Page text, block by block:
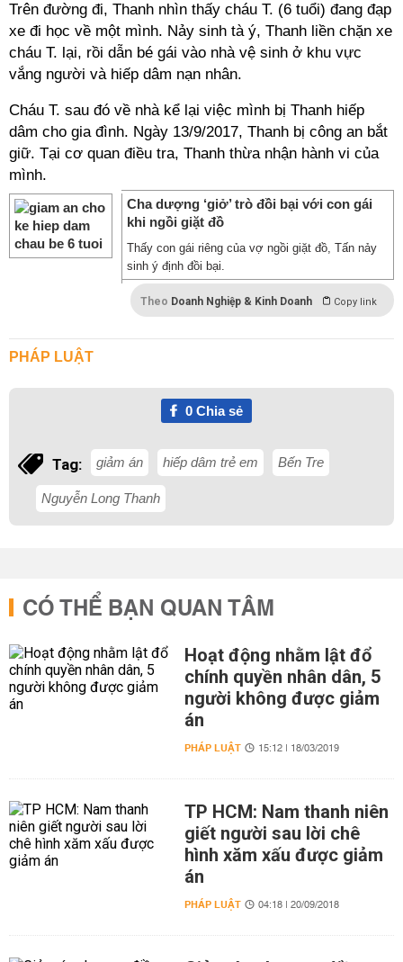
Trên đường đi, Thanh nhìn thấy cháu T. (6 tuổi) đang đạp
xe đi học về một mình. Nảy sinh tà ý, Thanh liền chặn xe
cháu T. lại, rồi dẫn bé gái vào nhà vệ sinh ở khu vực
vắng người và hiếp dâm nạn nhân.
Cháu T. sau đó về nhà kể lại việc mình bị Thanh hiếp
dâm cho gia đình. Ngày 13/9/2017, Thanh bị công an bắt
giữ. Tại cơ quan điều tra, Thanh thừa nhận hành vi của
mình.
Cha dượng ‘giở’ trò đồi bại với con gái
khi ngồi giặt đồ
Thấy con gái riêng của vợ ngồi giặt đồ, Tấn nảy
sinh ý định đồi bại.
Theo Doanh Nghiệp & Kinh Doanh Copy link
PHÁP LUẬT
0Chia sẻ
Tag: giảm án hiếp dâm trẻ em Bến Tre
Nguyễn Long Thanh
CÓ THỂ BẠN QUAN TÂM
Hoạt động nhằm lật đổ
chính quyền nhân dân, 5
người không được giảm
án
PHÁP LUẬT 15:12 | 18/03/2019
TP HCM: Nam thanh niên
giết người sau lời chê
hình xăm xấu được giảm
án
PHÁP LUẬT 04:18 | 20/09/2018